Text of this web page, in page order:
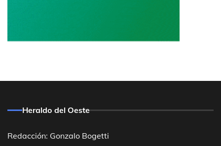
Heraldo del Oeste
Redacción: Gonzalo Bogetti